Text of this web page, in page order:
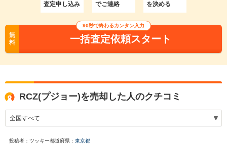
査定申し込み
でご連絡
を決める
無
料
90秒で終わるカンタン入力
一括査定依頼スタート
RCZ(プジョー)を売却した人のクチコミ
投稿者：ツッキー都道府県： 東京都